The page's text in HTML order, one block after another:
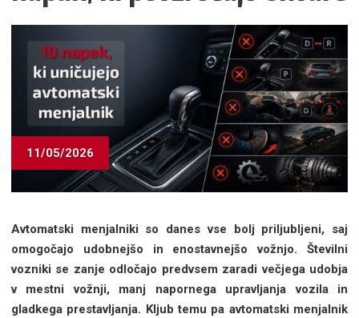
11/05/2026
Avtomatski menjalniki so danes vse bolj priljubljeni, saj
omogočajo udobnejšo in enostavnejšo vožnjo. Številni
vozniki se zanje odločajo predvsem zaradi večjega udobja
v mestni vožnji, manj napornega upravljanja vozila in
gladkega prestavljanja. Kljub temu pa avtomatski menjalnik